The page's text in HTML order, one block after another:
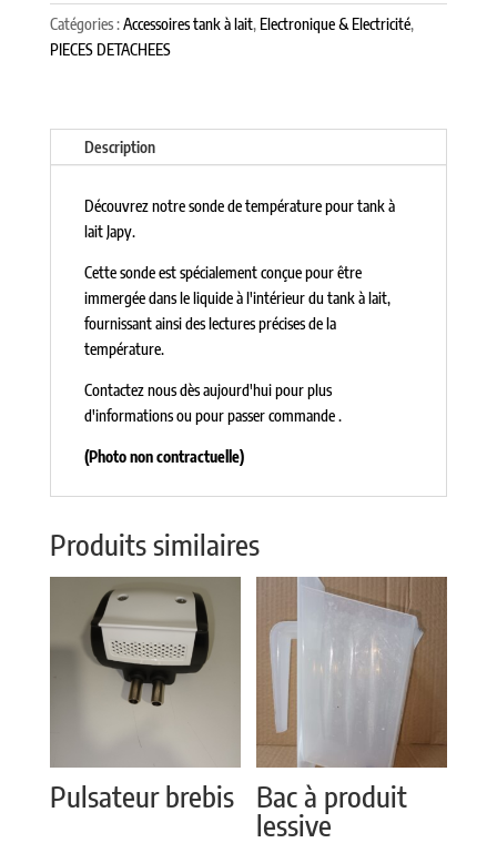
Catégories :Accessoires tank à lait, Electronique & Electricité,
PIECES DETACHEES
Description
Découvrez notre sonde de température pour tank à
lait Japy.
Cette sonde est spécialement conçue pour être
immergée dans le liquide à l'intérieur du tank à lait,
fournissant ainsi des lectures précises de la
température.
Contactez nous dès aujourd'hui pour plus
d'informations ou pour passer commande .
(Photo non contractuelle)
Produits similaires
Pulsateur brebis Bac à produit
lessive